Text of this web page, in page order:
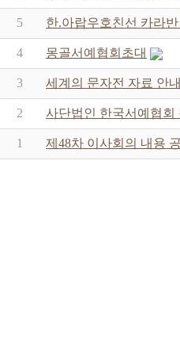
5 한.아랍우호친선 카라반
4 몽골서예협회초대
3 세계의 문자전 자료 안내
2 사단법인 한국서예협회
1 제48차 이사회의 내용 공